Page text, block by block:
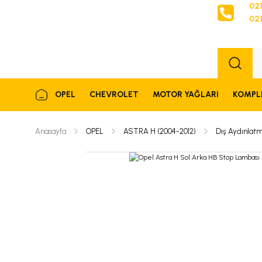
OPEL CHEVROLET MOTOR YAĞLARI
Anasayfa OPEL ASTRA H (2004-2012) Dış